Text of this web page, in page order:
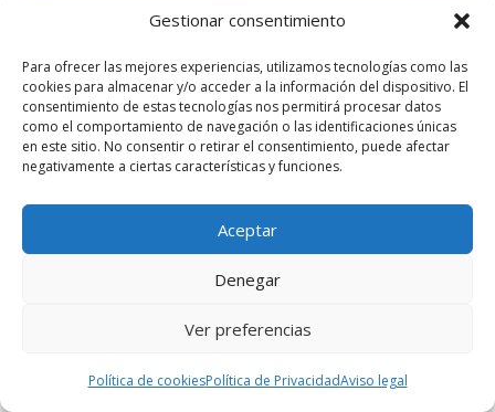
Gestionar consentimiento
Para ofrecer las mejores experiencias, utilizamos tecnologías como las
cookies para almacenar y/o acceder a la información del dispositivo. El
consentimiento de estas tecnologías nos permitirá procesar datos
como el comportamiento de navegación o las identificaciones únicas
en este sitio. No consentir o retirar el consentimiento, puede afectar
negativamente a ciertas características y funciones.
Aceptar
Denegar
Ver preferencias
Política de cookiesPolítica de PrivacidadAviso legal
Novas